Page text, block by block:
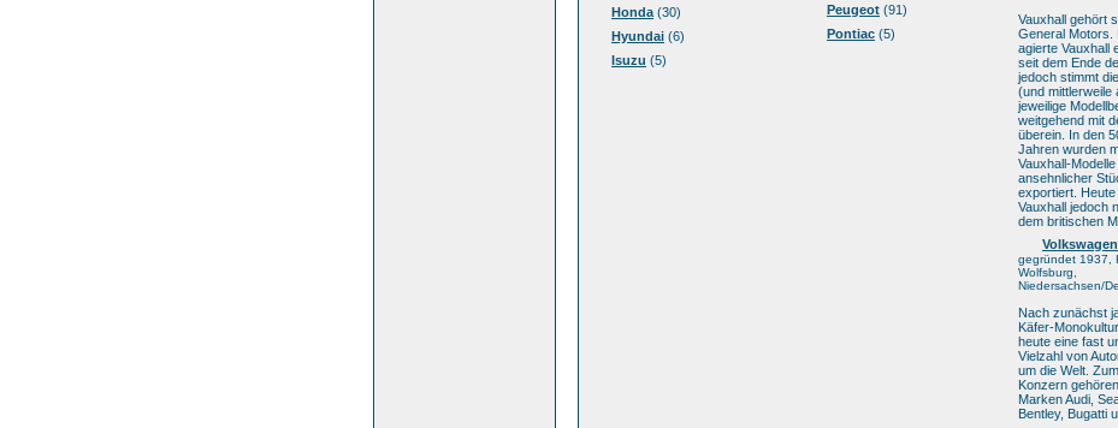
Honda (30)
Hyundai (6)
Isuzu (5)
Peugeot (91)
Pontiac (5)
Vauxhall gehört
General Motors.
agierte Vauxhall
seit dem Ende
jedoch stimmt
(und mittlerweile
jeweilige
weitgehend mit
überein. In den
Jahren wurden
Vauxhall-
ansehnlicher
exportiert.
Vauxhall jedoch
dem britischen
Volkswagen
gegründet 1937,
Wolfsburg,
Niedersachsen/
Nach zunächst
Käfer-
heute eine fast
Vielzahl von
um die Welt.
Konzern
Marken Audi,
Bentley, Bugatti